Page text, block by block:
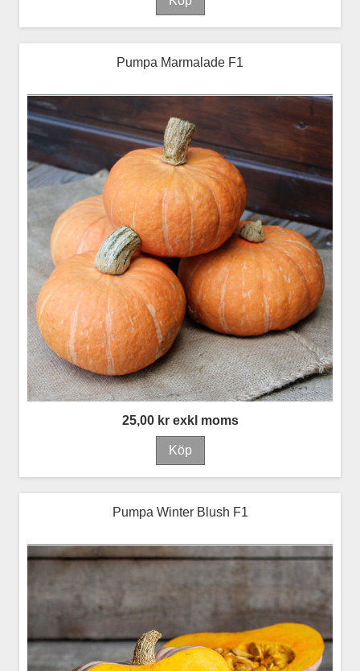
Pumpa Marmalade F1
25,00 kr exkl moms
Pumpa Winter Blush F1